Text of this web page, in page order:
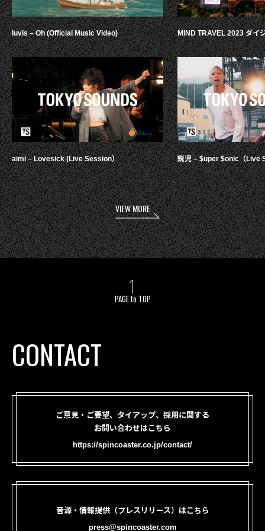
luvis – Oh (Official Music Video)
aimi – Lovesick (Live Session）
MIND TRAVEL 2023 ダイ
鋭児 – $uper $onic（Live
VIEW MORE
PAGE to TOP
CONTACT
ご意見・ご要望、タイアップ、採用に関する
お問い合わせはこちら
https://spincoaster.co.jp/contact/
音源・情報提供（プレスリリース）はこちら
press@spincoaster.com